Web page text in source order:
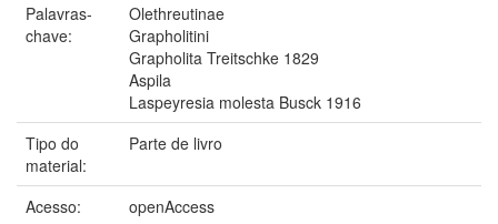
Palavras-
chave:
Olethreutinae
Grapholitini
Grapholita Treitschke 1829
Aspila
Laspeyresia molesta Busck 1916
Tipo do
material:
Parte de livro
Acesso:
openAccess